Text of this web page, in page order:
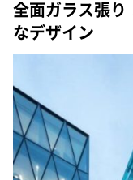
全面ガラス張り
なデザイン